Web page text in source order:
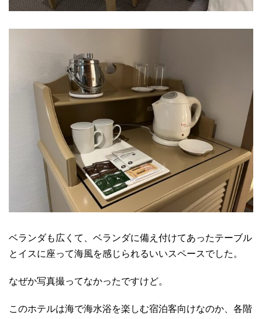
ベランダも広くて、ベランダに備え付けてあったテーブル
とイスに座って海風を感じられるいいスペースでした。
なぜか写真撮ってなかったですけど。
このホテルは海で海水浴を楽しむ宿泊客向けなのか、各階